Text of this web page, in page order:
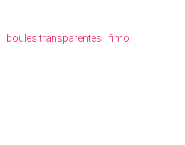
boules transparentes
fimo